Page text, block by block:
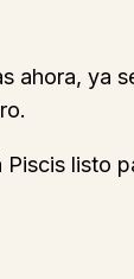
ahora, ya
listo